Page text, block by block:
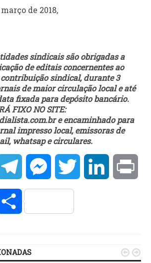
de 2018,
sindicais são obrigadas a
de editais concernentes ao
sindical, durante 3
de maior circulação local e até
fixada para depósito bancário.
FIXO NO SITE:
e encaminhado para
impresso local, emissoras de
whatsap e circulares.
TelegramMessengerTwitter LinkedIn
Compartilhar
 